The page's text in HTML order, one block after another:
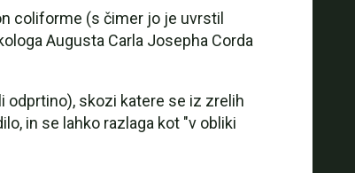
coliforme (s čimer jo je uvrstil
Augusta Carla Josepha Corda
odprtino), skozi katere se iz zrelih
in se lahko razlaga kot "v obliki